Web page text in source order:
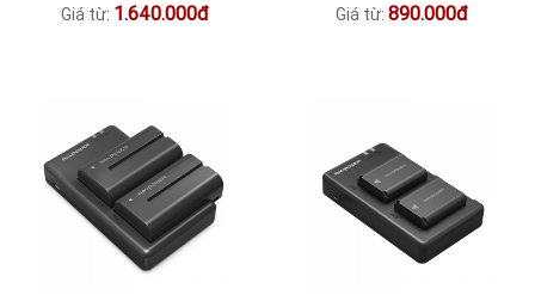
Giá từ: 1.640.000đ Giá từ: 890.000đ